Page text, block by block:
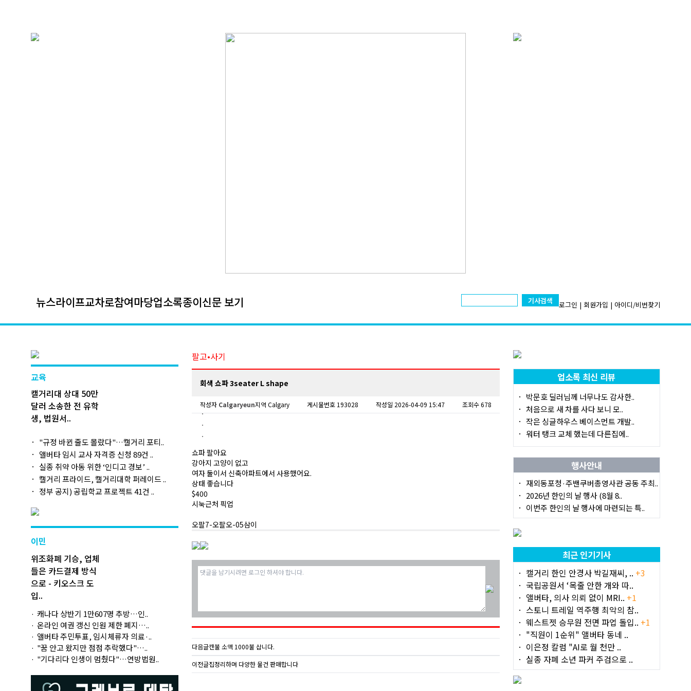
뉴스라이프교차로참여마당업소록종이신문 보기 기사검색 로그인 | 회원가입 | 아이디/비번찾기
교육
캘거리대 상대 50만
달러 소송한 전 유학
생, 법원서..
"규정 바뀐 줄도 몰랐다"…캘거리 포티..
앨버타 임시 교사 자격증 신청 89건 ..
실종 취약 아동 위한 ‘인디고 경보’ ..
캘거리 프라이드, 캘거리대학 퍼레이드 ..
정부 공지) 공립학교 프로젝트 41건 ..
이민
위조화폐 기승, 업체
들은 카드결제 방식
으로 - 키오스크 도
입..
캐나다 상반기 1만607명 추방…인..
온라인 여권 갱신 인원 제한 폐지…..
앨버타 주민투표, 임시체류자 의료·..
"꿈 안고 왔지만 점점 추락했다"…..
"기다리다 인생이 멈췄다"…연방법원..
팔고•사기
회색 쇼파 3seater L shape
작성자 Calgaryeun지역 Calgary 게시물번호 193028 작성일 2026-04-09 15:47 조회수 678
쇼파 팔아요
강아지 고양이 없고
여자 둘이서 신축아파트에서 사용했어요.
상태 좋습니다
$400
시눅근처 픽업
오팔7-오팔오-05삼이
다음글캔불 소액 1000불 삽니다.
이전글집정리하며 다양한 물건 판매합니다
업소록 최신 리뷰
박문호 딜러님께 너무나도 감사한..
처음으로 새 차를 사다 보니 모..
작은 싱글하우스 베이스먼트 개발..
워터 탱크 교체 했는데 다른집에..
행사안내
재외동포청·주밴쿠버총영사관 공동 주최..
2026년 한인의 날 행사 (8월 8..
이번주 한인의 날 행사에 마련되는 특..
최근 인기기사
캘거리 한인 안경사 박길재씨, .. +3
국립공원서 ‘목줄 안한 개와 따..
앨버타, 의사 의뢰 없이 MRI.. +1
스토니 트레일 역주행 최악의 참..
웨스트젯 승무원 전면 파업 돌입.. +1
"직원이 1순위" 앨버타 동네 ..
이은정 칼럼 "AI로 월 천만 ..
실종 자폐 소년 파커 주검으로 ..